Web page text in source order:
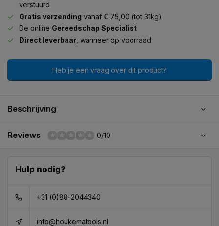
verstuurd
Gratis verzending vanaf € 75,00 (tot 31kg)
De online Gereedschap Specialist
Direct leverbaar , wanneer op voorraad
Heb je een vraag over dit product?
Beschrijving
Reviews 0/10
Hulp nodig?
+31 (0)88-2044340
info@houkematools.nl